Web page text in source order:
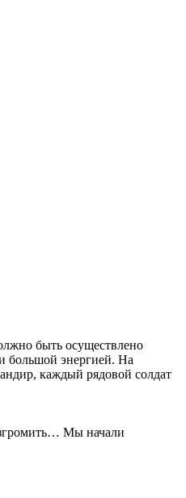
быть осуществлено
большой энергией. На
каждый рядовой солдат
Мы начали